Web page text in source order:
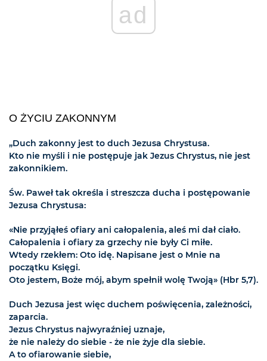
ad
O ŻYCIU ZAKONNYM
„Duch zakonny jest to duch Jezusa Chrystusa.
Kto nie myśli i nie postępuje jak Jezus Chrystus, nie jest
zakonnikiem.
Św. Paweł tak określa i streszcza ducha i postępowanie
Jezusa Chrystusa:
«Nie przyjąłeś ofiary ani całopalenia, aleś mi dał ciało.
Całopalenia i ofiary za grzechy nie były Ci miłe.
Wtedy rzekłem: Oto idę. Napisane jest o Mnie na
początku Księgi.
Oto jestem, Boże mój, abym spełnił wolę Twoją» (Hbr 5,7).
Duch Jezusa jest więc duchem poświęcenia, zależności,
zaparcia.
Jezus Chrystus najwyraźniej uznaje,
że nie należy do siebie - że nie żyje dla siebie.
A to ofiarowanie siebie,